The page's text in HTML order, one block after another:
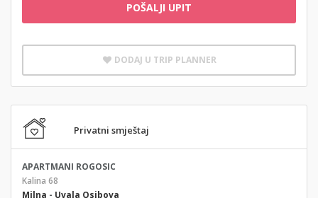
POŠALJI UPIT
DODAJ U TRIP PLANNER
Privatni smještaj
APARTMANI ROGOSIC
Kalina 68
Milna - Uvala Osibova